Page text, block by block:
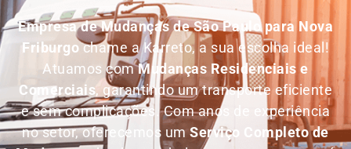
Empresa deMudanças de São Paulo para Nova
Friburgochame a Karreto, a sua escolha ideal!
Atuamos comMudanças Residenciais e
Comerciais, garantindo um transporte eficiente
e sem complicações. Com anos de experiência
no setor, oferecemos umServiço Completo de